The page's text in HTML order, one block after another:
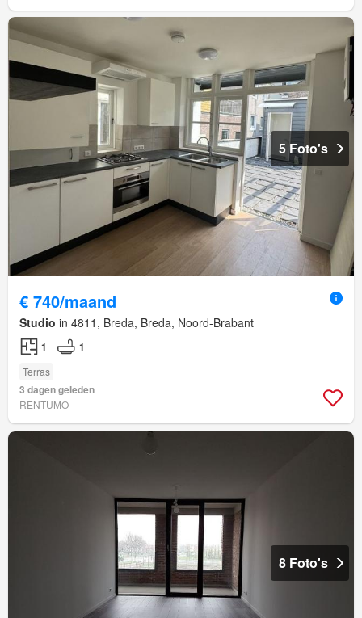
5 Foto's
€ 740/maand
Studio in 4811, Breda, Breda, Noord-Brabant
1 1
Terras
3 dagen geleden
RENTUMO
8 Foto's